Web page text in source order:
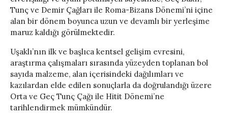
Tunç ve Demir Çağları ile Roma-Bizans Dönemi’ni içine
alan bir dönem boyunca uzun ve devamlı bir yerleşime
maruz kaldığı görülmektedir.
Uşaklı’nın ilk ve başlıca kentsel gelişim evresini,
araştırma çalışmaları sırasında yüzeyden toplanan bol
sayıda malzeme, alan içerisindeki dağılımları ve
kazılardan elde edilen sonuçlarla da doğrulandığı üzere
Orta ve Geç Tunç Çağı ile Hitit Dönemi’ne
tarihlendirmek mümkündür.